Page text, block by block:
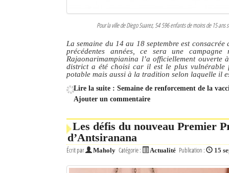
Pour la ville de Diego Suarez, 54 596 enfants de moins de 15
La semaine du 14 au 18 septembre est
précédentes années, ce sera une
Rajaonarimampianina l’a officiellement ouverte
district a été choisi car il est le plus vulnérable
potable mais aussi à la tradition selon laquelle il
Lire la suite : Semaine de renforcement de la
Ajouter un commentaire
Les défis du nouveau Premier
d’Antsiranana
Écrit par Maholy Catégorie : Actualité Publication : 15